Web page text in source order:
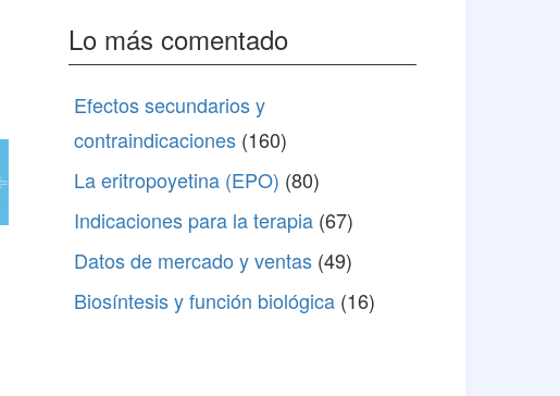
Lo más comentado
Efectos secundarios y
contraindicaciones (160)
La eritropoyetina (EPO) (80)
Indicaciones para la terapia (67)
Datos de mercado y ventas (49)
Biosíntesis y función biológica (16)